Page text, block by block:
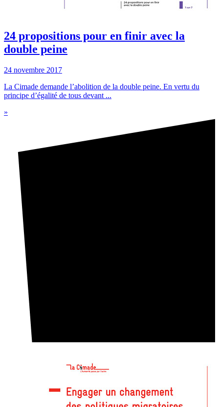
24 propositions pour en finir avec la
double peine
24 novembre 2017
La Cimade demande l’abolition de la double peine. En vertu du
principe d’égalité de tous devant ...
»